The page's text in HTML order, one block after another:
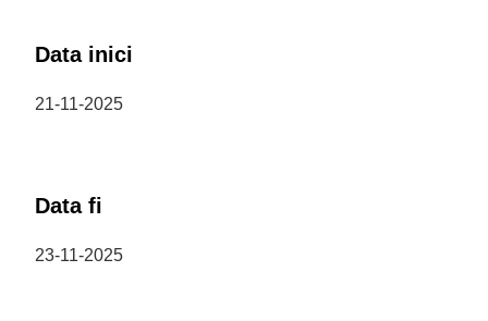
Data inici
21-11-2025
Data fi
23-11-2025